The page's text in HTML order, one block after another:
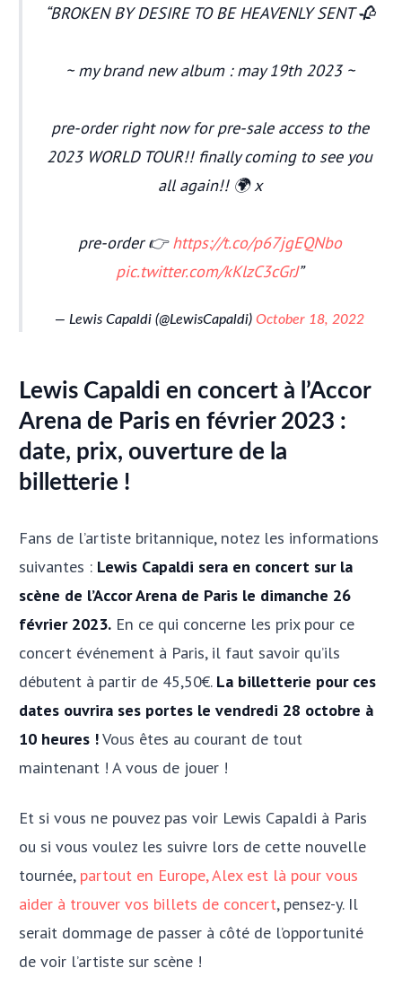
BROKEN BY DESIRE TO BE HEAVENLY SENT 🥀
~ my brand new album : may 19th 2023 ~
pre-order right now for pre-sale access to the
2023 WORLD TOUR!! finally coming to see you
all again!! 🌍 x
pre-order 👉https://t.co/p67jgEQNbo
pic.twitter.com/kKlzC3cGrJ
— Lewis Capaldi (@LewisCapaldi)October 18, 2022
Lewis Capaldi en concert à l’Accor
Arena de Paris en février 2023 :
date, prix, ouverture de la
billetterie !
Fans de l’artiste britannique, notez les informations
suivantes : Lewis Capaldi sera en concert sur la
scène de l’Accor Arena de Paris le dimanche 26
février 2023. En ce qui concerne les prix pour ce
concert événement à Paris, il faut savoir qu’ils
débutent à partir de 45,50€. La billetterie pour ces
dates ouvrira ses portes le vendredi 28 octobre à
10 heures !Vous êtes au courant de tout
maintenant ! A vous de jouer !
Et si vous ne pouvez pas voir Lewis Capaldi à Paris
ou si vous voulez les suivre lors de cette nouvelle
tournée, partout en Europe, Alex est là pour vous
aider à trouver vos billets de concert, pensez-y. Il
serait dommage de passer à côté de l’opportunité
de voir l’artiste sur scène !